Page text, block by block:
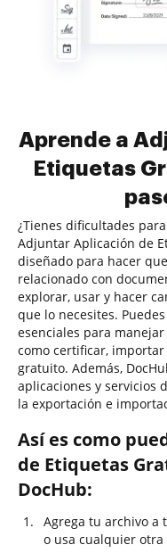
Aprende a
Etiquetas
¿Tienes dificultades
Adjuntar Aplicación de
diseñado para hacer
relacionado con
explorar, usar y hacer
que lo necesites.
esenciales para
como certificar,
gratuito. Además,
aplicaciones y servicios
la exportación e
Así es como
de Etiquetas
DocHub:
Agrega tu archivo a
o usa cualquier